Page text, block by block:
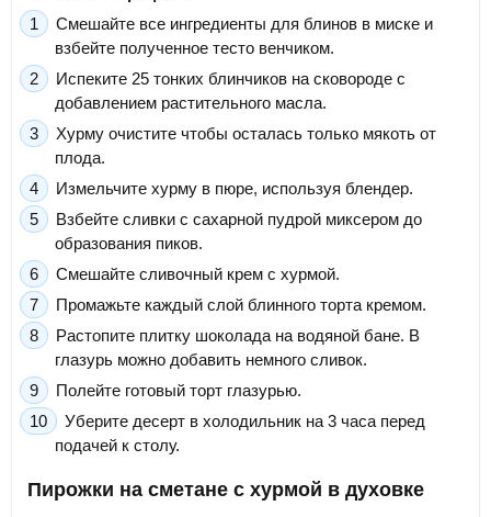
Смешайте все ингредиенты для блинов в миске и
взбейте полученное тесто венчиком.
Испеките 25 тонких блинчиков на сковороде с
добавлением растительного масла.
Хурму очистите чтобы осталась только мякоть от
плода.
Измельчите хурму в пюре, используя блендер.
Взбейте сливки с сахарной пудрой миксером до
образования пиков.
Смешайте сливочный крем с хурмой.
Промажьте каждый слой блинного торта кремом.
Растопите плитку шоколада на водяной бане. В
глазурь можно добавить немного сливок.
Полейте готовый торт глазурью.
Уберите десерт в холодильник на 3 часа перед
подачей к столу.
Пирожки на сметане с хурмой в духовке